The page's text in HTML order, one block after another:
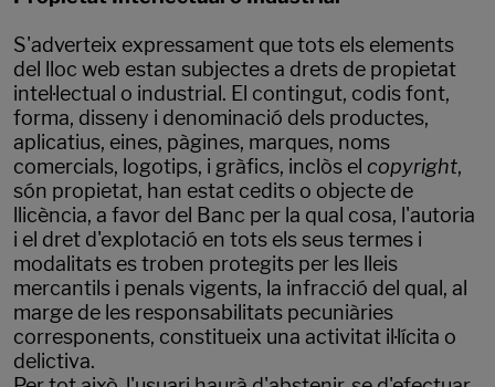
S'adverteix expressament que tots els elements
del lloc web estan subjectes a drets de propietat
intel·lectual o industrial. El contingut, codis font,
forma, disseny i denominació dels productes,
aplicatius, eines, pàgines, marques, noms
comercials, logotips, i gràfics, inclòs el copyright,
són propietat, han estat cedits o objecte de
llicència, a favor del Banc per la qual cosa, l'autoria
i el dret d'explotació en tots els seus termes i
modalitats es troben protegits per les lleis
mercantils i penals vigents, la infracció del qual, al
marge de les responsabilitats pecuniàries
corresponents, constitueix una activitat il·lícita o
delictiva.